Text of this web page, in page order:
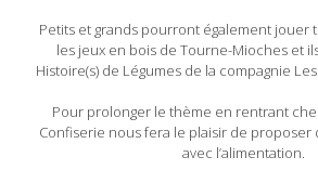
Petits et grands pourront également jouer
les jeux en bois de Tourne-Mioches et
Histoire(s) de Légumes de la compagnie
Pour prolonger le thème en rentrant
Confiserie nous fera le plaisir de proposer
avec l’alimentation.